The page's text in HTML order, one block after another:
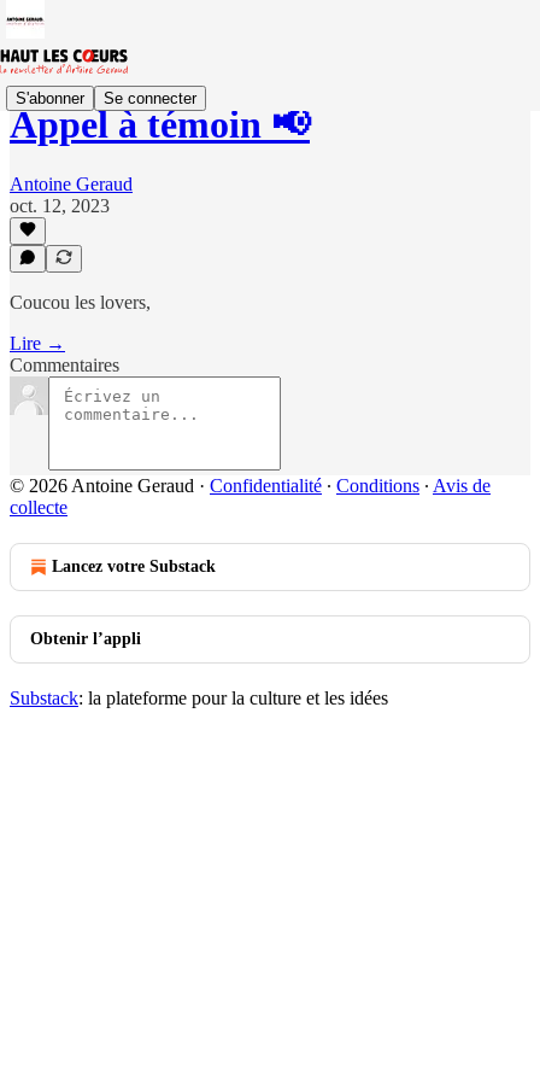
S'abonner Se connecter
Appel à témoin 📢
Antoine Geraud
oct. 12, 2023
Coucou les lovers,
Lire →
Commentaires
© 2026 Antoine Geraud · Confidentialité ∙ Conditions ∙ Avis de
collecte
Lancez votre Substack
Obtenir l’appli
Substack: la plateforme pour la culture et les idées